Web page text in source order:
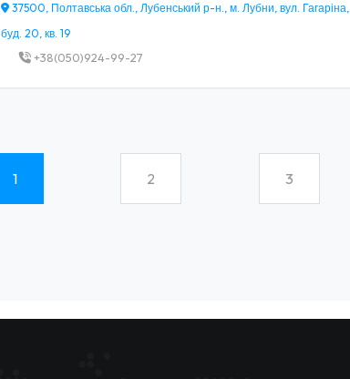
37500, Полтавська обл., Лубенський р-н., м. Лубни, вул. Гагаріна,
буд. 20, кв. 19
+38(050)924-99-27
1
2 3